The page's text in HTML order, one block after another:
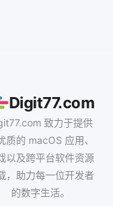
Digit77.com
致力于提供
质的 macOS 应用、
以及跨平台软件资源
，助力每一位开发者
的数字生活。